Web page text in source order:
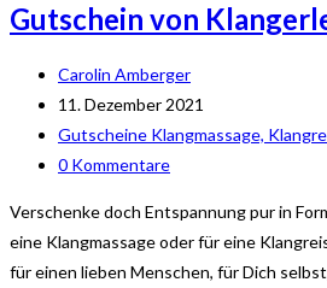
Gutschein von
Beitrags-
Autor:
Carolin Amberger
Beitrag
veröffentlicht:
11. Dezember 2021
Beitrags-
Kategorie:
Gutscheine Klangmassage,
Beitrags-
0 Kommentare
Verschenke doch Entspannung pur in
eine Klangmassage oder für eine
für einen lieben Menschen, für Dich